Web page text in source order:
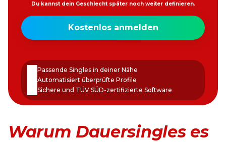
Du kannst dein Geschlecht später noch weiter definieren.
Meine
E-
erstellen
Kostenlos anmelden
Passende Singles in deiner Nähe
Automatisiert überprüfte Profile
Sichere und TÜV SÜD-zertifizierte Software
Warum Dauersingles es